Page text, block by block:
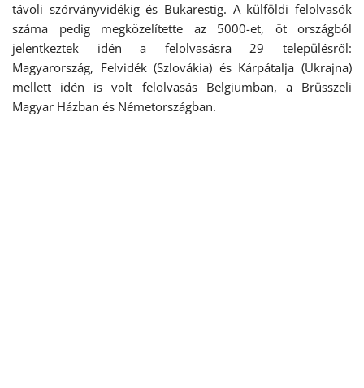
távoli szórványvidékig és Bukarestig. A külföldi felolvasók
száma pedig megközelítette az 5000-et, öt országból
jelentkeztek idén a felolvasásra 29 településről:
Magyarország, Felvidék (Szlovákia) és Kárpátalja (Ukrajna)
mellett idén is volt felolvasás Belgiumban, a Brüsszeli
Magyar Házban és Németországban.